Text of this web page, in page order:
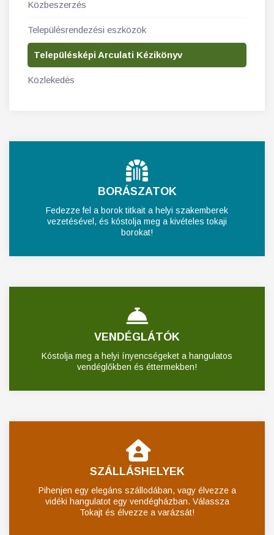
Közbeszerzés
Településrendezési eszközök
Településképi Arculati Kézikönyv
Közlekedés
BORÁSZATOK
Fedezze fel a borok titkait a helyi szakemberek
vezetésével, és kóstolja meg a kivételes tokaji
borokat!
VENDÉGLÁTÓK
Kóstolja meg a helyi ínyencségeket a hangulatos
vendéglőkben és éttermekben!
SZÁLLÁSHELYEK
Pihenjen egy elegáns szállodában, vagy élvezze a
vidéki hangulatot egy vendégházban. Válassza
Tokajt és élvezze a varázsát!